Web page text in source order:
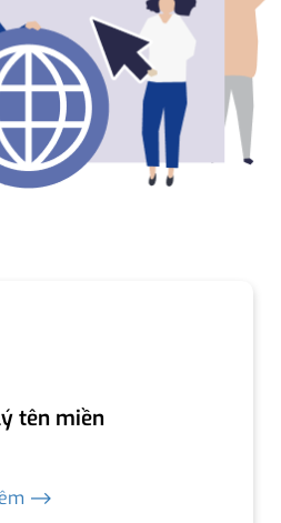
tên miền
⟶